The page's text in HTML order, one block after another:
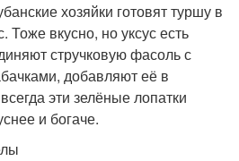
хозяйки готовят туршу в
Тоже вкусно, но уксус есть
стручковую фасоль с
добавляют её в
эти зелёные лопатки
и богаче.